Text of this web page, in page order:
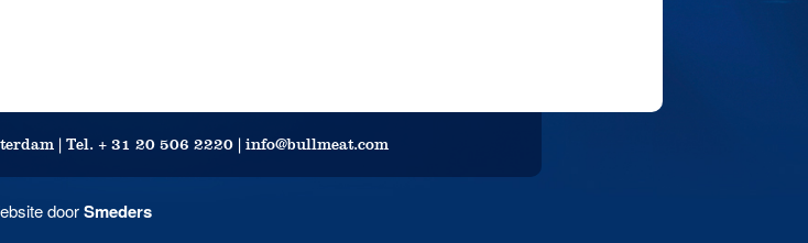
| Tel. + 31 20 506 2220 | info@bullmeat.com
doorSmeders